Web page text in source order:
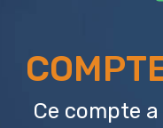
Ce compte